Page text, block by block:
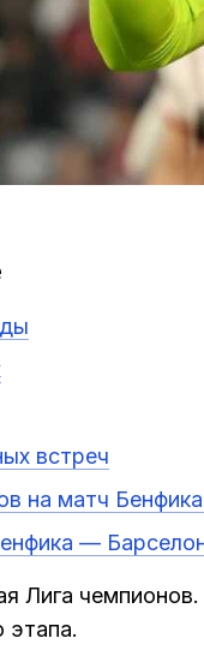
встреч
на матч
—
Лига
этапа.